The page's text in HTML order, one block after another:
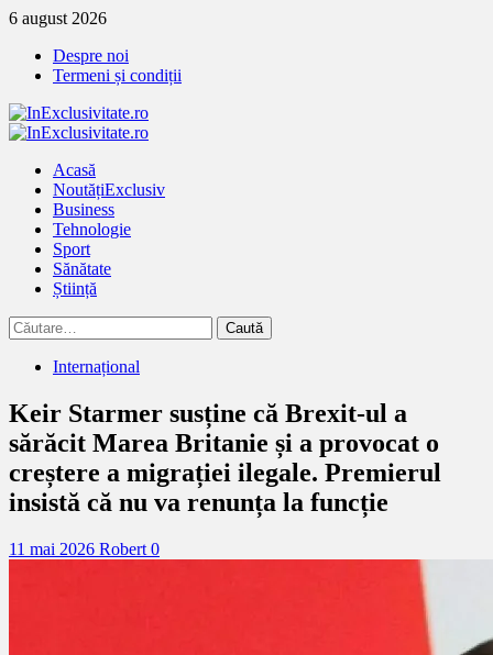
Treci
continut
6 august 2026
Despre noi
Termeni și condiții
Primary
Acasă
NoutățiExclusiv
Business
Tehnologie
Sport
Sănătate
Știință
Caută
după:
Internațional
Keir Starmer susține că Brexit-ul a
sărăcit Marea Britanie și a provocat o
creștere a migrației ilegale. Premierul
insistă că nu va renunța la funcție
11 mai 2026 Robert 0